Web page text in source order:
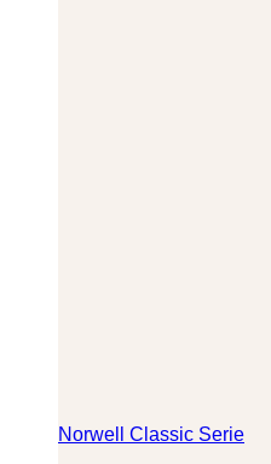
Norwell Classic Serie